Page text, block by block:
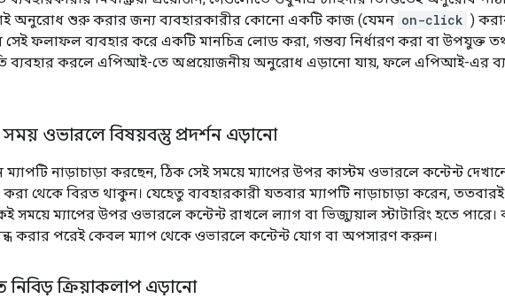
অনুরোধ শুরু করার জন্য ব্যবহারকারীর কোনো একটি কাজ (যেমন on-click )
ফলাফল ব্যবহার করে একটি মানচিত্র লোড করা, গন্তব্য নির্ধারণ করা বা উপযুক্ত
ব্যবহার করলে এপিআই-তে অপ্রয়োজনীয় অনুরোধ এড়ানো যায়, ফলে এপিআই-এর
সময় ওভারলে বিষয়বস্তু প্রদর্শন এড়ানো
ম্যাপটি নাড়াচাড়া করছেন, ঠিক সেই সময়ে ম্যাপের উপর কাস্টম ওভারলে কন্টেন্ট
করা থেকে বিরত থাকুন। যেহেতু ব্যবহারকারী যতবার ম্যাপটি নাড়াচাড়া করেন,
ম্যাপের উপর ওভারলে কন্টেন্ট রাখলে ল্যাগ বা ভিজ্যুয়াল স্টাটারিং হতে পারে।
করার পরেই কেবল ম্যাপ থেকে ওভারলে কন্টেন্ট যোগ বা অপসারণ করুন।
নিবিড় ক্রিয়াকলাপ এড়ানো